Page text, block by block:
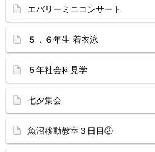
エバリーミニコンサート
５，６年生 着衣泳
５年社会科見学
七夕集会
魚沼移動教室３日目②